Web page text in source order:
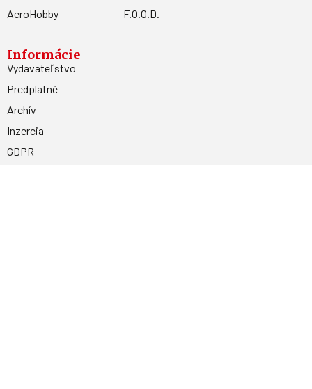
AeroHobby
F.O.O.D.
Informácie
Vydavateľstvo
Predplatné
Archív
Inzercia
GDPR